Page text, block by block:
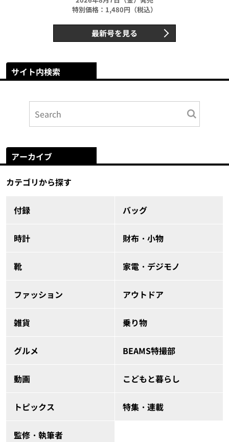
特別価格：1,480円（税込）
最新号を見る
サイト内検索
アーカイブ
カテゴリから探す
付録 バッグ
時計 財布・小物
靴 家電・デジモノ
ファッション アウトドア
雑貨 乗り物
グルメ BEAMS特撮部
動画 こどもと暮らし
トピックス 特集・連載
監修・執筆者